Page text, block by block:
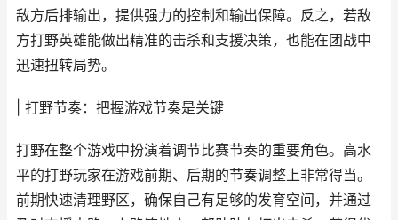
敌方后排输出，提供强力的控制和输出保障。反之，若敌
方打野英雄能做出精准的击杀和支援决策，也能在团战中
迅速扭转局势。
| 打野节奏：把握游戏节奏是关键
打野在整个游戏中扮演着调节比赛节奏的重要角色。高水
平的打野玩家在游戏前期、后期的节奏调整上非常得当。
前期快速清理野区，确保自己有足够的发育空间，并通过